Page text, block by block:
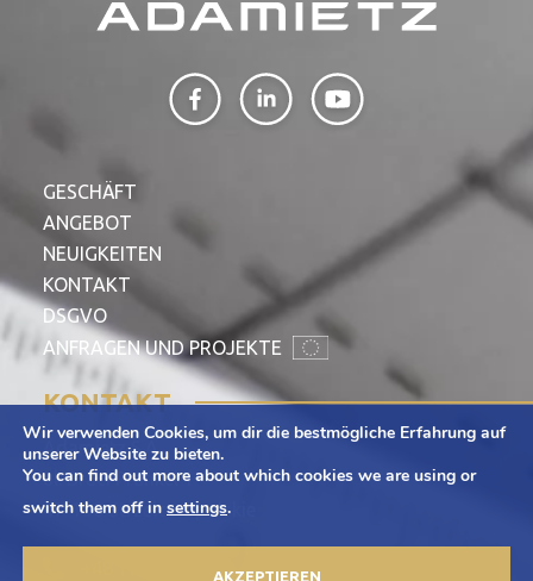
GESCHÄFT
ANGEBOT
NEUIGKEITEN
KONTAKT
DSGVO
ANFRAGEN UND PROJEKTE
KONTAKT
Adamietz S.A.
ul. Braci Prankel 1
47-100 Strzelce Opolskie
+48 77 463 00 65
Wir verwenden Cookies, um dir die bestmögliche Erfahrung auf
unserer Website zu bieten.
You can find out more about which cookies we are using or
switch them off in settings.
AKZEPTIEREN